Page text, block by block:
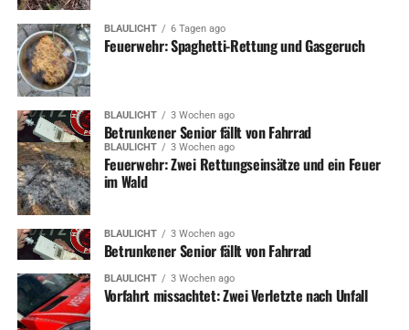
DON'T MISS
Einkaufszentrum-Eröffnung in Hagen abgesagt
BLAULICHT 6 Tagen ago
Feuerwehr: Spaghetti-Rettung und Gasgeruch
BLAULICHT 3 Wochen ago
Betrunkener Senior fällt von Fahrrad
BLAULICHT 3 Wochen ago
Feuerwehr: Zwei Rettungseinsätze und ein Feuer
im Wald
BLAULICHT 3 Wochen ago
Betrunkener Senior fällt von Fahrrad
BLAULICHT 3 Wochen ago
Vorfahrt missachtet: Zwei Verletzte nach Unfall